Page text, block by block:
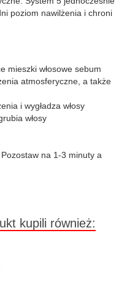
poziom nawilżenia i chroni
mieszki włosowe sebum
atmosferyczne, a także
i wygładza włosy
włosy
Pozostaw na 1-3 minuty a
kupili również: